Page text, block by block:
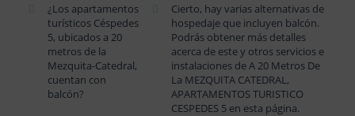
¿Los apartamentos
turísticos Céspedes
5, ubicados a 20
metros de la
Mezquita-Catedral,
cuentan con
balcón?
Cierto, hay varias alternativas de
hospedaje que incluyen balcón.
Podrás obtener más detalles
acerca de este y otros servicios e
instalaciones de A 20 Metros De
La MEZQUITA CATEDRAL,
APARTAMENTOS TURISTICO
CESPEDES 5 en esta página.